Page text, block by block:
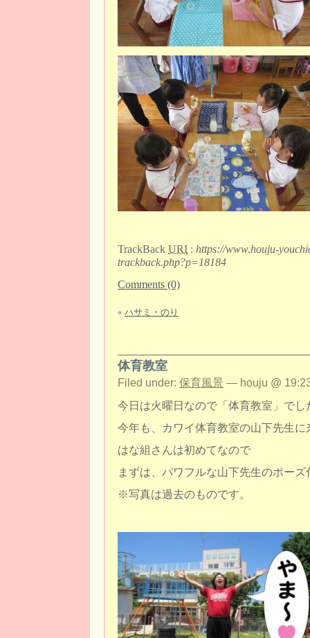
TrackBack URI : https://www.houju-
trackback.php?p=18184
Comments (0)
« ハサミ・のり
体育教室
Filed under: 保育風景 — houju @
今日は火曜日なので「体育教室」でし
今年も、カワイ体育教室の山下先生に
はな組さんは初めてなので
まずは、パワフルな山下先生のポー
※写真は過去のものです。